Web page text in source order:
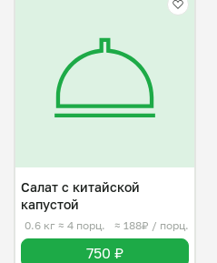
Салат с китайской
капустой
0.6 кг ≈ 4 порц. ≈ 188₽ / порц.
750 ₽